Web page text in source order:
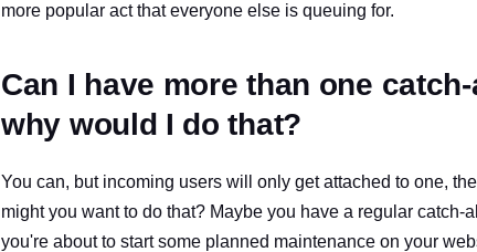
more popular act that everyone else is queuing for.
Can I have more than one
why would I do that?
You can, but incoming users will only get attached to one,
might you want to do that? Maybe you have a regular
you're about to start some planned maintenance on your